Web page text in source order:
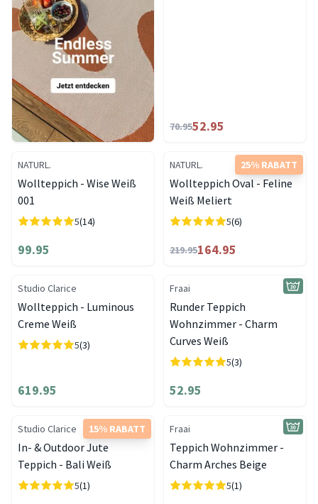
70.9552.95
NATURL.
Wollteppich - Wise Weiß
001
5(14)
99.95
25% RABATT
NATURL.
Wollteppich Oval - Feline
Weiß Meliert
5(6)
219.95164.95
Studio Clarice
Wollteppich - Luminous
Creme Weiß
5(3)
619.95
Fraai
Runder Teppich
Wohnzimmer - Charm
Curves Weiß
5(3)
52.95
15% RABATT
Studio Clarice
In- & Outdoor Jute
Teppich - Bali Weiß
5(1)
Fraai
Teppich Wohnzimmer -
Charm Arches Beige
5(1)